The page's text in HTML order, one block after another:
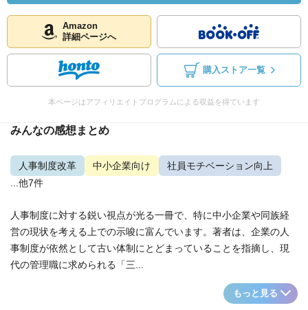
Amazon
詳細ページへ
購入ストア一覧
本ページはアフィリエイトプログラムによる収益を得ています
みんなの感想まとめ
人事制度改革 中小企業向け
社員モチベーション向上
...他7件
人事制度に対する鋭い視点が光る一冊で、特に中小企業や同族経
営の現状を考える上での示唆に富んでいます。著者は、企業の人
事制度が依然として古い体制にとどまっていることを指摘し、現
代の管理職に求められる「三...
もっと見る